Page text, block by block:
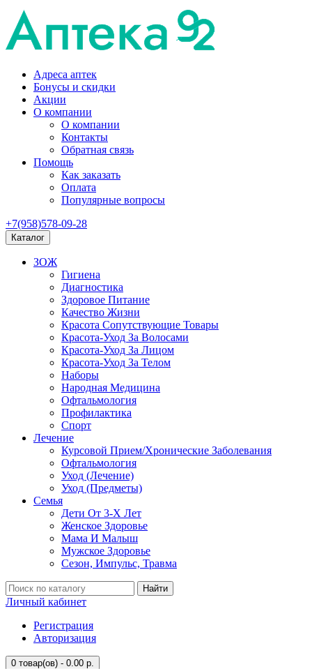
Адреса аптек
Бонусы и скидки
Акции
О компании
О компании
Контакты
Обратная связь
Помощь
Как заказать
Оплата
Популярные вопросы
+7(958)578-09-28
Каталог
ЗОЖ
Гигиена
Диагностика
Здоровое Питание
Качество Жизни
Красота Сопутствующие Товары
Красота-Уход За Волосами
Красота-Уход За Лицом
Красота-Уход За Телом
Наборы
Народная Медицина
Офтальмология
Профилактика
Спорт
Лечение
Курсовой Прием/Хронические Заболевания
Офтальмология
Уход (Лечение)
Уход (Предметы)
Семья
Дети От 3-Х Лет
Женское Здоровье
Мама И Малыш
Мужское Здоровье
Сезон, Импульс, Травма
Найти
Личный кабинет
Регистрация
Авторизация
0 товар(ов) - 0.00 р.